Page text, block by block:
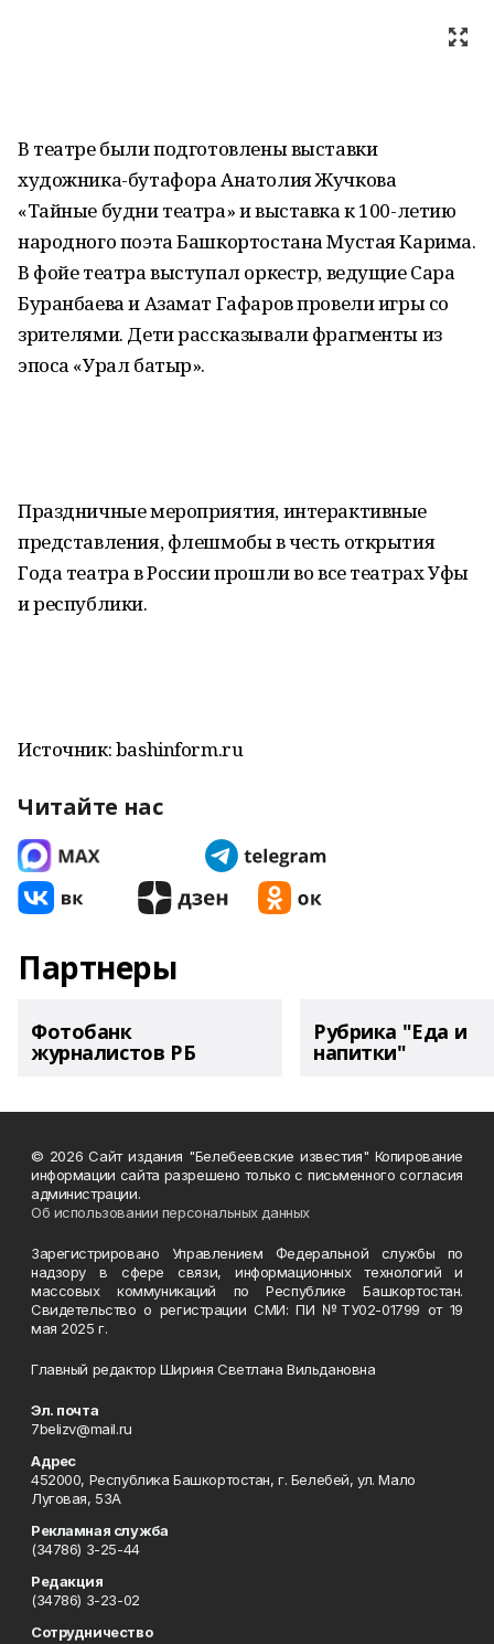
В театре были подготовлены выставки
художника-бутафора Анатолия Жучкова
«Тайные будни театра» и выставка к 100-летию
народного поэта Башкортостана Мустая Карима.
В фойе театра выступал оркестр, ведущие Сара
Буранбаева и Азамат Гафаров провели игры со
зрителями. Дети рассказывали фрагменты из
эпоса «Урал батыр».
Праздничные мероприятия, интерактивные
представления, флешмобы в честь открытия
Года театра в России прошли во все театрах Уфы
и республики.
Источник: bashinform.ru
Читайте нас
Партнеры
Фотобанк
журналистов РБ
Рубрика "Еда и
напитки"
© 2026 Сайт издания "Белебеевские известия" Копирование
информации сайта разрешено только с письменного согласия
администрации.
Об использовании персональных данных
Зарегистрировано Управлением Федеральной службы по
надзору в сфере связи, информационных технологий и
массовых коммуникаций по Республике Башкортостан.
Свидетельство о регистрации СМИ: ПИ №ТУ02-01799 от 19
мая 2025 г.
Главный редактор Шириня Светлана Вильдановна
Эл. почта
7belizv@mail.ru
Адрес
452000, Республика Башкортостан, г. Белебей, ул. Мало
Луговая, 53А
Рекламная служба
(34786) 3-25-44
Редакция
(34786) 3-23-02
Сотрудничество